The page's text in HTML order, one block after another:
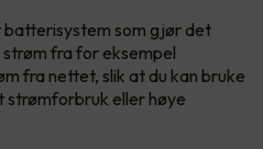
som gjør det
fra for eksempel
fra nettet, slik at du kan bruke
strømforbruk eller høye